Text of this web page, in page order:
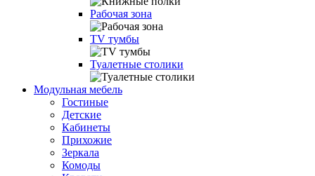
Рабочая зона
TV тумбы
Туалетные столики
Модульная мебель
Гостиные
Детские
Кабинеты
Прихожие
Зеркала
Комоды